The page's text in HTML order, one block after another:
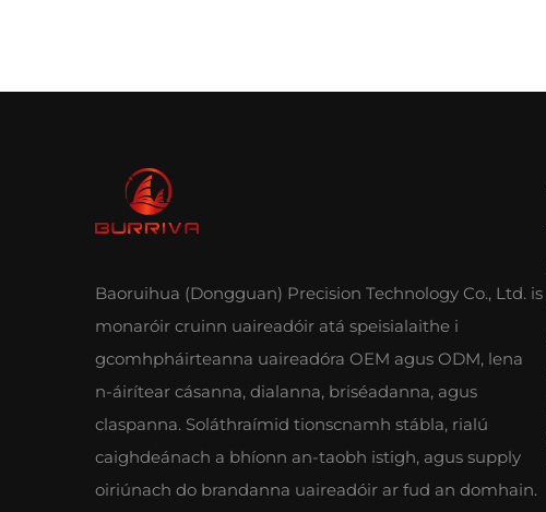
Baoruihua (Dongguan) Precision Technology Co., Ltd. is
monaróir cruinn uaireadóir atá speisialaithe i
gcomhpháirteanna uaireadóra OEM agus ODM, lena
n-áirítear cásanna, dialanna, briséadanna, agus
claspanna. Soláthraímid tionscnamh stábla, rialú
caighdeánach a bhíonn an-taobh istigh, agus supply
oiriúnach do brandanna uaireadóir ar fud an domhain.